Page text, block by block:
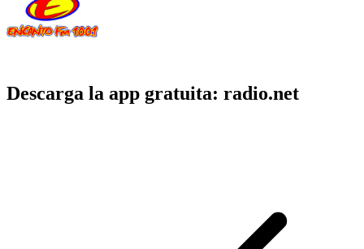
Descarga la app gratuita: radio.net